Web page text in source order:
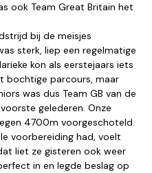
ook Team Great Britain het
bij de meisjes
sterk, liep een regelmatige
kon als eerstejaars iets
bochtige parcours, maar
was dus Team GB van de
gelederen. Onze
4700m voorgeschoteld.
voorbereiding had, voelt
liet ze gisteren ook weer
in en legde beslag op